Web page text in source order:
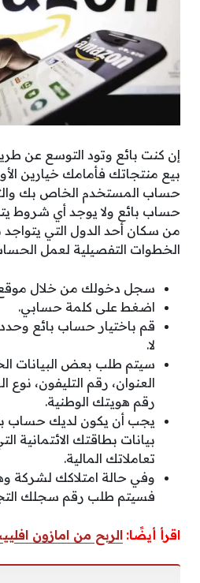
إن كنت بائع وتود التوسع عن
بيع منتجاتك فأمامك خيارين
حساب المستخدم الخاص بك
حساب بائع ولا يوجد أي شروط
من سكان أحد الدول التي يتواجد
الخطوات التفصيلية لعمل
سجل دخولك من خلال موقع
اضغط على كلمة حسابي.
قم باختيار حساب بائع
لا.
سيتم طلب بعض البيانات
العنوان، رقم التليفون، نوع
رقم هويتك الوطنية.
يجب أن يكون لديك حساب
بيانات بطاقتك الائتمانية
تعاملاتك المالية.
وفي حالة امتلاكك لشركة
فسيتم طلب رقم سجلك
اقرأ أيضًا: الربح من امازون